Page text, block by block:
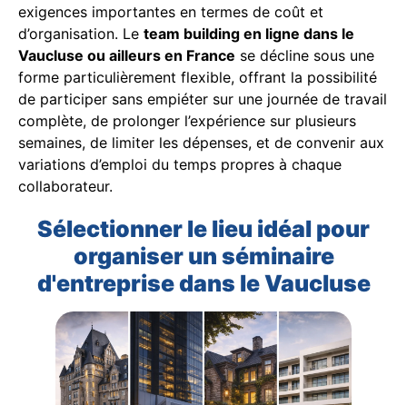
exigences importantes en termes de coût et
d’organisation. Le team building en ligne dans le
Vaucluse ou ailleurs en France se décline sous une
forme particulièrement flexible, offrant la possibilité
de participer sans empiéter sur une journée de travail
complète, de prolonger l’expérience sur plusieurs
semaines, de limiter les dépenses, et de convenir aux
variations d’emploi du temps propres à chaque
collaborateur.
Sélectionner le lieu idéal pour
organiser un séminaire
d'entreprise dans le Vaucluse